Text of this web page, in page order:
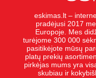
eskimas.lt –
pradėjusi 2017
Europoje. Mes
turėjome 300 000
pasitikėjote mūsų
platų prekių
pirkėjas mums yra
skubiau ir